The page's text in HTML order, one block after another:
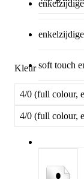
soft touch
Kleur
4/0 (full colour,
4/0 (full colour,